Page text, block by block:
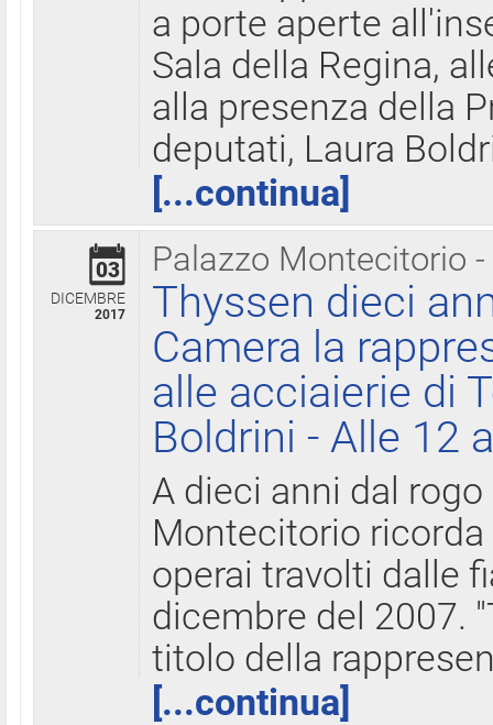
a porte aperte
Sala della Regina,
alla presenza della
deputati, Laura
[...continua]
Palazzo Montecitorio
03
DICEMBRE
2017
Thyssen dieci
Camera la
alle acciaierie di
Boldrini - Alle 12
A dieci anni dal
Montecitorio
operai travolti dalle
dicembre del 2007.
titolo della
[...continua]